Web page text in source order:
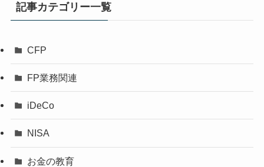
記事カテゴリー一覧
CFP
FP業務関連
iDeCo
NISA
お金の教育